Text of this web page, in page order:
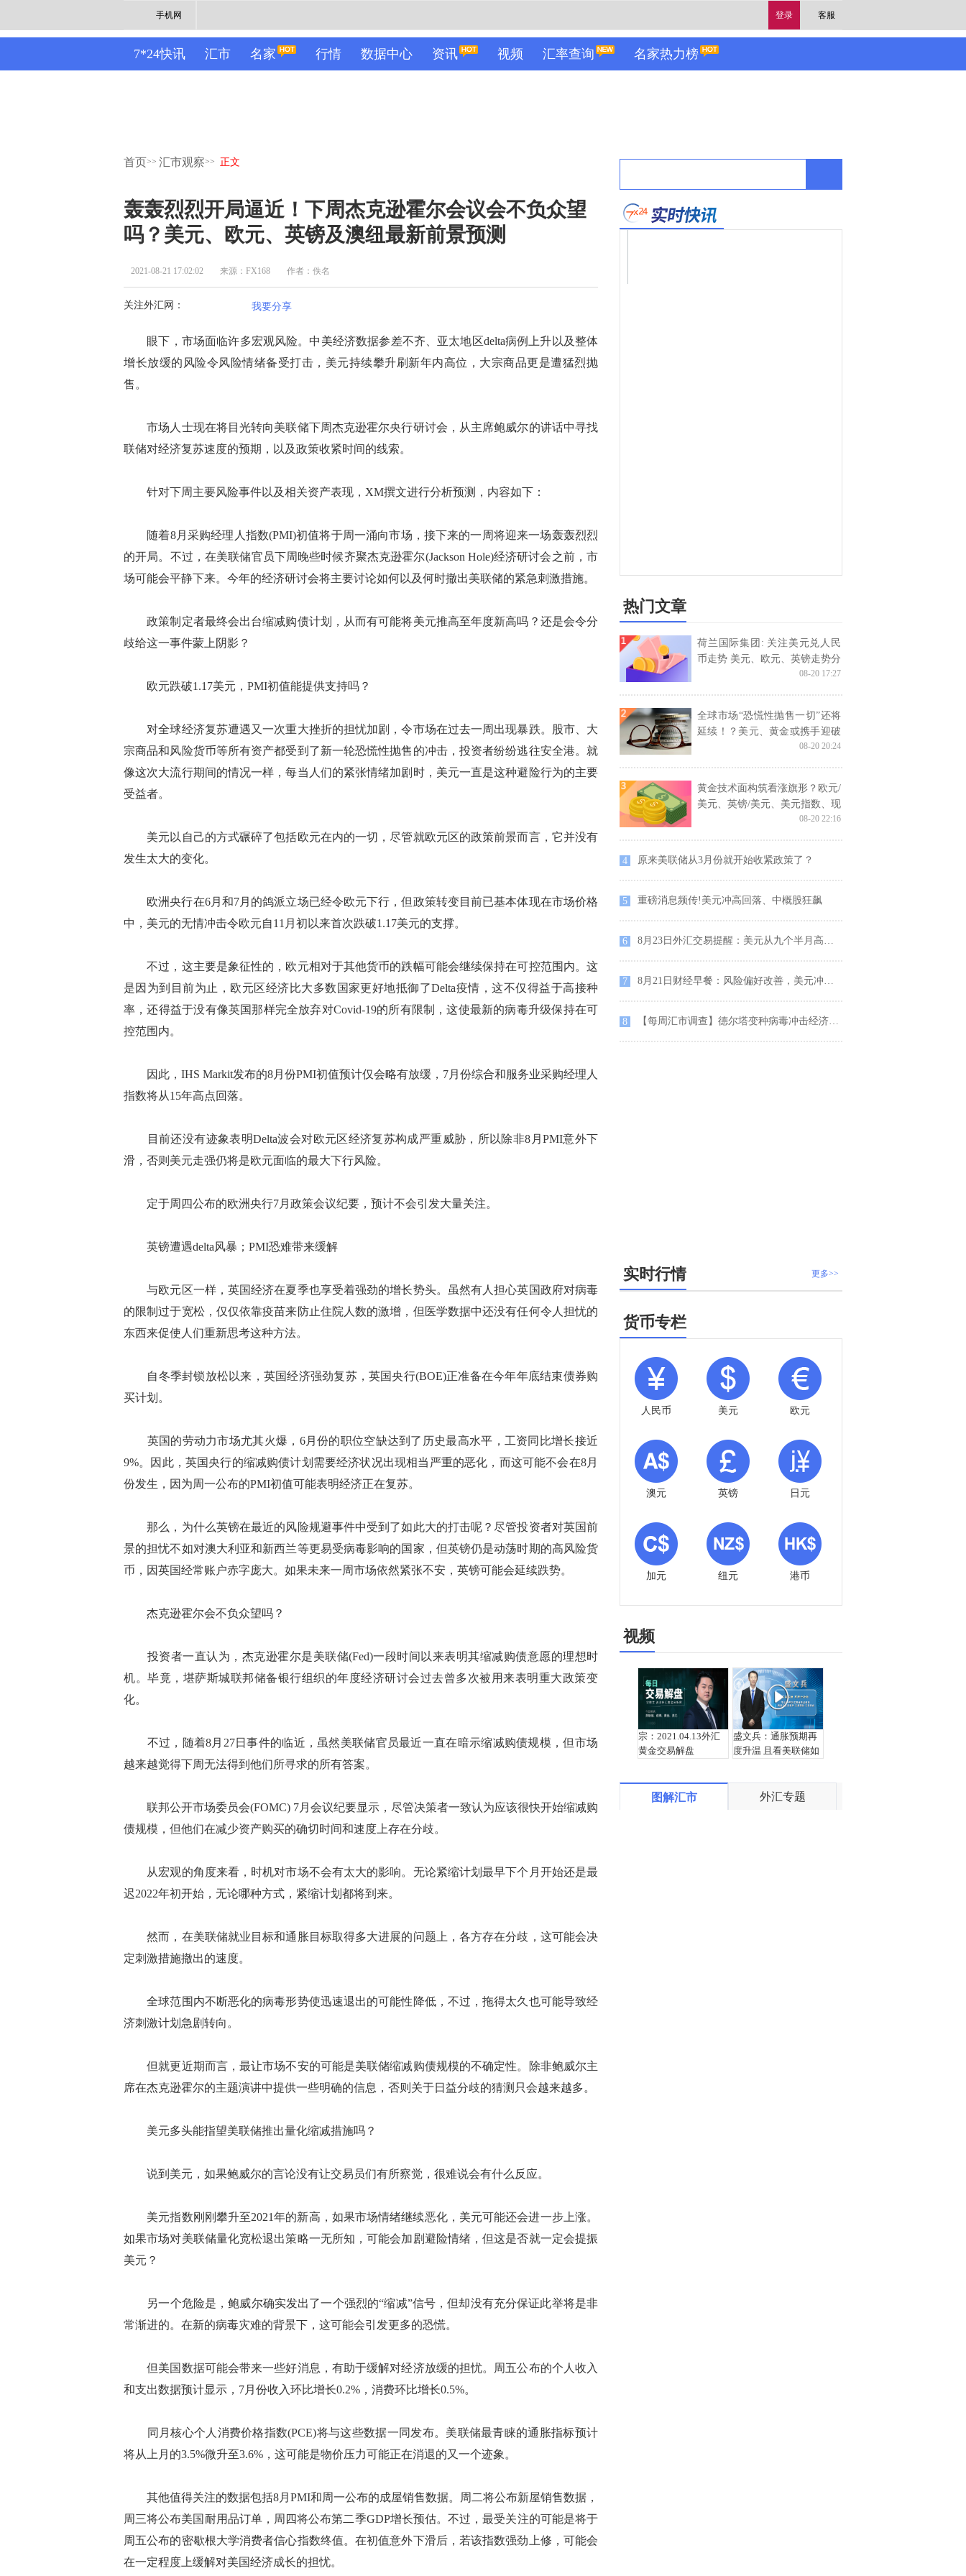
登录 客服
手机网
7*24快讯 汇市 名家 行情 数据中心 资讯 视频 汇率查询 名家热力榜
首页>> 汇市观察>> 正文
轰轰烈烈开局逼近！下周杰克逊霍尔会议会不负众望
吗？美元、欧元、英镑及澳纽最新前景预测
2021-08-21 17:02:02 来源：FX168 作者：佚名
关注外汇网： 我要分享
眼下，市场面临许多宏观风险。中美经济数据参差不齐、亚太地区delta病例上升以及整体
增长放缓的风险令风险情绪备受打击，美元持续攀升刷新年内高位，大宗商品更是遭猛烈抛
售。
市场人士现在将目光转向美联储下周杰克逊霍尔央行研讨会，从主席鲍威尔的讲话中寻找
联储对经济复苏速度的预期，以及政策收紧时间的线索。
针对下周主要风险事件以及相关资产表现，XM撰文进行分析预测，内容如下：
随着8月采购经理人指数(PMI)初值将于周一涌向市场，接下来的一周将迎来一场轰轰烈烈
的开局。不过，在美联储官员下周晚些时候齐聚杰克逊霍尔(Jackson Hole)经济研讨会之前，市
场可能会平静下来。今年的经济研讨会将主要讨论如何以及何时撤出美联储的紧急刺激措施。
政策制定者最终会出台缩减购债计划，从而有可能将美元推高至年度新高吗？还是会令分
歧给这一事件蒙上阴影？
欧元跌破1.17美元，PMI初值能提供支持吗？
对全球经济复苏遭遇又一次重大挫折的担忧加剧，令市场在过去一周出现暴跌。股市、大
宗商品和风险货币等所有资产都受到了新一轮恐慌性抛售的冲击，投资者纷纷逃往安全港。就
像这次大流行期间的情况一样，每当人们的紧张情绪加剧时，美元一直是这种避险行为的主要
受益者。
美元以自己的方式碾碎了包括欧元在内的一切，尽管就欧元区的政策前景而言，它并没有
发生太大的变化。
欧洲央行在6月和7月的鸽派立场已经令欧元下行，但政策转变目前已基本体现在市场价格
中，美元的无情冲击令欧元自11月初以来首次跌破1.17美元的支撑。
不过，这主要是象征性的，欧元相对于其他货币的跌幅可能会继续保持在可控范围内。这
是因为到目前为止，欧元区经济比大多数国家更好地抵御了Delta疫情，这不仅得益于高接种
率，还得益于没有像英国那样完全放弃对Covid-19的所有限制，这使最新的病毒升级保持在可
控范围内。
因此，IHS Markit发布的8月份PMI初值预计仅会略有放缓，7月份综合和服务业采购经理人
指数将从15年高点回落。
目前还没有迹象表明Delta波会对欧元区经济复苏构成严重威胁，所以除非8月PMI意外下
滑，否则美元走强仍将是欧元面临的最大下行风险。
定于周四公布的欧洲央行7月政策会议纪要，预计不会引发大量关注。
英镑遭遇delta风暴；PMI恐难带来缓解
与欧元区一样，英国经济在夏季也享受着强劲的增长势头。虽然有人担心英国政府对病毒
的限制过于宽松，仅仅依靠疫苗来防止住院人数的激增，但医学数据中还没有任何令人担忧的
东西来促使人们重新思考这种方法。
自冬季封锁放松以来，英国经济强劲复苏，英国央行(BOE)正准备在今年年底结束债券购
买计划。
英国的劳动力市场尤其火爆，6月份的职位空缺达到了历史最高水平，工资同比增长接近
9%。因此，英国央行的缩减购债计划需要经济状况出现相当严重的恶化，而这可能不会在8月
份发生，因为周一公布的PMI初值可能表明经济正在复苏。
那么，为什么英镑在最近的风险规避事件中受到了如此大的打击呢？尽管投资者对英国前
景的担忧不如对澳大利亚和新西兰等更易受病毒影响的国家，但英镑仍是动荡时期的高风险货
币，因英国经常账户赤字庞大。如果未来一周市场依然紧张不安，英镑可能会延续跌势。
杰克逊霍尔会不负众望吗？
投资者一直认为，杰克逊霍尔是美联储(Fed)一段时间以来表明其缩减购债意愿的理想时
机。毕竟，堪萨斯城联邦储备银行组织的年度经济研讨会过去曾多次被用来表明重大政策变
化。
不过，随着8月27日事件的临近，虽然美联储官员最近一直在暗示缩减购债规模，但市场
越来越觉得下周无法得到他们所寻求的所有答案。
联邦公开市场委员会(FOMC) 7月会议纪要显示，尽管决策者一致认为应该很快开始缩减购
债规模，但他们在减少资产购买的确切时间和速度上存在分歧。
从宏观的角度来看，时机对市场不会有太大的影响。无论紧缩计划最早下个月开始还是最
迟2022年初开始，无论哪种方式，紧缩计划都将到来。
然而，在美联储就业目标和通胀目标取得多大进展的问题上，各方存在分歧，这可能会决
定刺激措施撤出的速度。
全球范围内不断恶化的病毒形势使迅速退出的可能性降低，不过，拖得太久也可能导致经
济刺激计划急剧转向。
但就更近期而言，最让市场不安的可能是美联储缩减购债规模的不确定性。除非鲍威尔主
席在杰克逊霍尔的主题演讲中提供一些明确的信息，否则关于日益分歧的猜测只会越来越多。
美元多头能指望美联储推出量化缩减措施吗？
说到美元，如果鲍威尔的言论没有让交易员们有所察觉，很难说会有什么反应。
美元指数刚刚攀升至2021年的新高，如果市场情绪继续恶化，美元可能还会进一步上涨。
如果市场对美联储量化宽松退出策略一无所知，可能会加剧避险情绪，但这是否就一定会提振
美元？
另一个危险是，鲍威尔确实发出了一个强烈的“缩减”信号，但却没有充分保证此举将是非
常渐进的。在新的病毒灾难的背景下，这可能会引发更多的恐慌。
但美国数据可能会带来一些好消息，有助于缓解对经济放缓的担忧。周五公布的个人收入
和支出数据预计显示，7月份收入环比增长0.2%，消费环比增长0.5%。
同月核心个人消费价格指数(PCE)将与这些数据一同发布。美联储最青睐的通胀指标预计
将从上月的3.5%微升至3.6%，这可能是物价压力可能正在消退的又一个迹象。
其他值得关注的数据包括8月PMI和周一公布的成屋销售数据。周二将公布新屋销售数据，
周三将公布美国耐用品订单，周四将公布第二季GDP增长预估。不过，最受关注的可能是将于
周五公布的密歇根大学消费者信心指数终值。在初值意外下滑后，若该指数强劲上修，可能会
在一定程度上缓解对美国经济成长的担忧。
热门文章
荷兰国际集团: 关注美元兑人民
币走势 美元、欧元、英镑走势分
08-20 17:27
全球市场“恐慌性抛售一切”还将
延续！？美元、黄金或携手迎破
08-20 20:24
黄金技术面构筑看涨旗形？欧元/
美元、英镑/美元、美元指数、现
08-20 22:16
4 原来美联储从3月份就开始收紧政策了？
5 重磅消息频传!美元冲高回落、中概股狂飙
6 8月23日外汇交易提醒：美元从九个半月高位下跌，商品货币近期前景仍不乐观
7 8月21日财经早餐：风险偏好改善，美元冲高回落黄金持稳，油价本周大跌9%
8 【每周汇市调查】德尔塔变种病毒冲击经济复苏前景 美元是否开启新一轮涨势？下周杰克逊霍尔全球央行年会会议重磅来袭
更多>>
实时行情
货币专栏
人民币 美元 欧元
澳元 英镑 日元
加元 纽元 港币
视频
宗：2021.04.13外汇
黄金交易解盘
盛文兵：通胀预期再
度升温 且看美联储如
图解汇市 外汇专题